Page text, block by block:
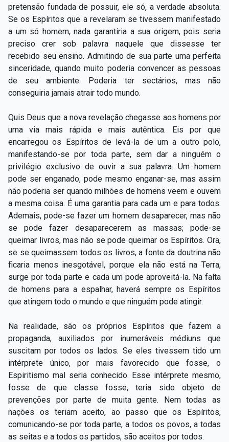
pretensão fundada de possuir, ele só, a verdade absoluta.
Se os Espíritos que a revelaram se tivessem manifestado
a um só homem, nada garantiria a sua origem, pois seria
preciso crer sob palavra naquele que dissesse ter
recebido seu ensino. Admitindo de sua parte uma perfeita
sinceridade, quando muito poderia convencer as pessoas
de seu ambiente. Poderia ter sectários, mas não
conseguiria jamais atrair todo mundo.
Quis Deus que a nova revelação chegasse aos homens por
uma via mais rápida e mais autêntica. Eis por que
encarregou os Espíritos de levá-la de um a outro polo,
manifestando-se por toda parte, sem dar a ninguém o
privilégio exclusivo de ouvir a sua palavra. Um homem
pode ser enganado, pode mesmo enganar-se, mas assim
não poderia ser quando milhões de homens veem e ouvem
a mesma coisa. É uma garantia para cada um e para todos.
Ademais, pode-se fazer um homem desaparecer, mas não
se pode fazer desaparecerem as massas; pode-se
queimar livros, mas não se pode queimar os Espíritos. Ora,
se se queimassem todos os livros, a fonte da doutrina não
ficaria menos inesgotável, porque ela não está na Terra,
surge por toda parte e cada um pode aproveitá-la. Na falta
de homens para a espalhar, haverá sempre os Espíritos
que atingem todo o mundo e que ninguém pode atingir.
Na realidade, são os próprios Espíritos que fazem a
propaganda, auxiliados por inumeráveis médiuns que
suscitam por todos os lados. Se eles tivessem tido um
intérprete único, por mais favorecido que fosse, o
Espiritismo mal seria conhecido. Esse intérprete mesmo,
fosse de que classe fosse, teria sido objeto de
prevenções por parte de muita gente. Nem todas as
nações os teriam aceito, ao passo que os Espíritos,
comunicando-se por toda parte, a todos os povos, a todas
as seitas e a todos os partidos, são aceitos por todos.